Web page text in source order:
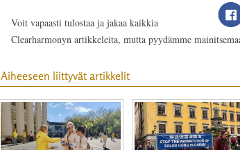
Voit vapaasti tulostaa ja jakaa kaikkia
Clearharmonyn artikkeleita, mutta pyydämme
Aiheeseen liittyvät artikkelit